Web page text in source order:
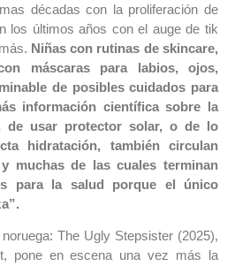
décadas con la proliferación de
los últimos años con el auge de tik
Niñas con rutinas de skincare,
máscaras para labios, ojos,
de posibles cuidados para
información científica sobre la
de usar protector solar, o de lo
hidratación, también circulan
muchas de las cuales terminan
para la salud porque el único
The Ugly Stepsister (2025),
pone en escena una vez más la